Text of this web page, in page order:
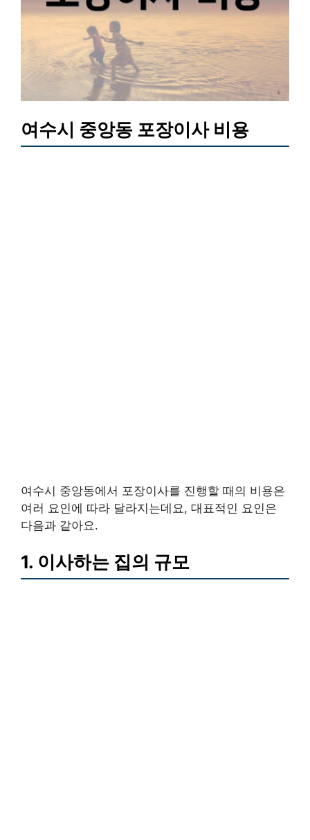
여수시 중앙동 포장이사 비용
여수시 중앙동에서 포장이사를 진행할 때의 비용은
여러 요인에 따라 달라지는데요, 대표적인 요인은
다음과 같아요.
1. 이사하는 집의 규모